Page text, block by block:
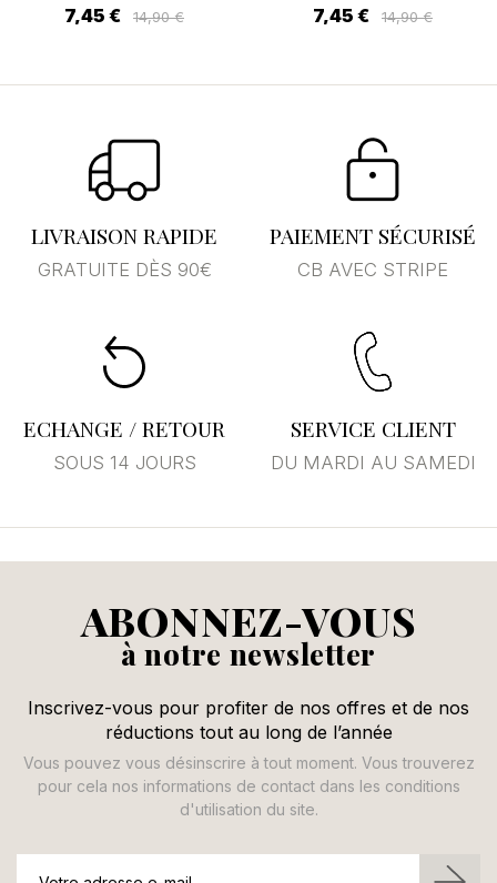
7,45 € 14,90 € 7,45 € 14,90 €
LIVRAISON RAPIDE
GRATUITE DÈS 90€
PAIEMENT SÉCURISÉ
CB AVEC STRIPE
ECHANGE / RETOUR
SOUS 14 JOURS
SERVICE CLIENT
DU MARDI AU SAMEDI
ABONNEZ-VOUS
à notre newsletter
Inscrivez-vous pour profiter de nos offres et de nos
réductions tout au long de l’année
Vous pouvez vous désinscrire à tout moment. Vous trouverez
pour cela nos informations de contact dans les conditions
d'utilisation du site.